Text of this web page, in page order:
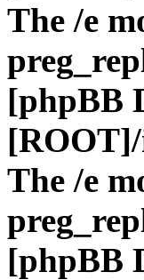
The /e
[phpBB
The /e
[phpBB